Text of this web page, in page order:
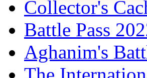
Collector's
Battle Pass
Aghanim's